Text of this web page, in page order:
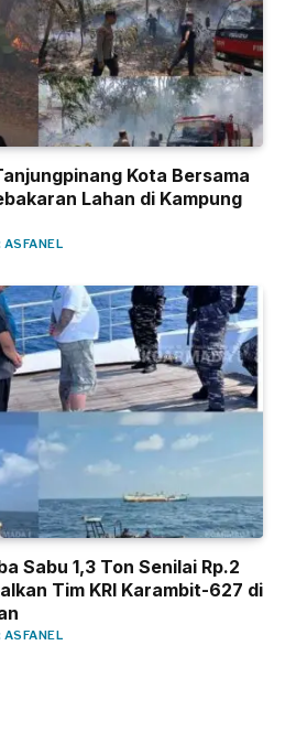
Kota Bersama
Lahan di Kampung
ASFANEL
Sabu 1,3 Ton Senilai Rp.2
Tim KRI Karambit-627 di
ASFANEL